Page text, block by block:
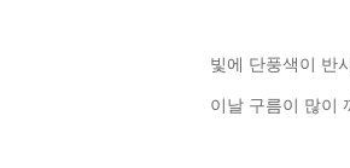
빛에 단풍색이 반
이날 구름이 많이